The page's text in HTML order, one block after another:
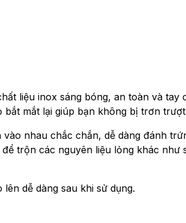
liệu inox sáng bóng, an toàn và tay
mắt lại giúp bạn không bị trơn
nhau chắc chắn, dễ dàng đánh
trộn các nguyên liệu lỏng khác như
dễ dàng sau khi sử dụng.